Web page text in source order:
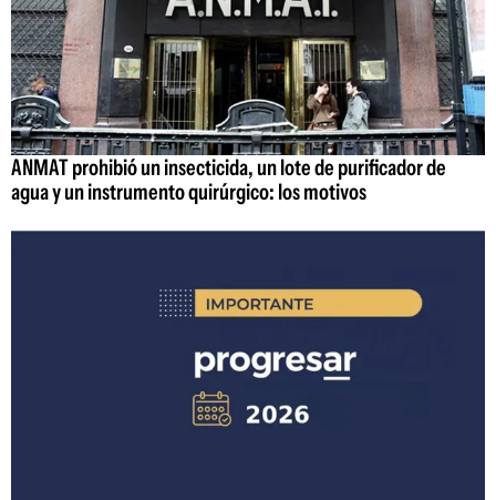
ANMAT prohibió un insecticida, un lote de purificador de
agua y un instrumento quirúrgico: los motivos